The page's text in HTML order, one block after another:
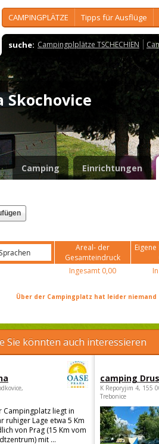
CAMPINGPLÄTZE Tipps für Ausflüge
suche: Campingplplätze TSCHECHIEN
Skochovice
Camping Einrichtungen
Areal- der
Gesamteindruck
Ingesamt 0,00
Über der Campingplatz hat leider
Sie könnten auch interessieren
Campingplatz liegt in
ruhiger Lage etwa 5 Km
von Prag (15 Km vom
mit ...
camping
K Reporyjim 4, 155
Trebonice